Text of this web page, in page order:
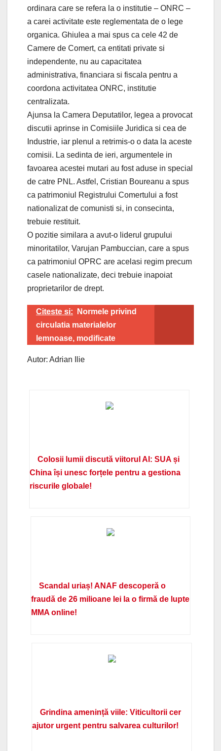
ordinara care se refera la o institutie – ONRC –
a carei activitate este reglementata de o lege
organica. Ghiulea a mai spus ca cele 42 de
Camere de Comert, ca entitati private si
independente, nu au capacitatea
administrativa, financiara si fiscala pentru a
coordona activitatea ONRC, institutie
centralizata.
Ajunsa la Camera Deputatilor, legea a provocat
discutii aprinse in Comisiile Juridica si cea de
Industrie, iar plenul a retrimis-o o data la aceste
comisii. La sedinta de ieri, argumentele in
favoarea acestei mutari au fost aduse in special
de catre PNL. Astfel, Cristian Boureanu a spus
ca patrimoniul Registrului Comertului a fost
nationalizat de comunisti si, in consecinta,
trebuie restituit.
O pozitie similara a avut-o liderul grupului
minoritatilor, Varujan Pambuccian, care a spus
ca patrimoniul OPRC are acelasi regim precum
casele nationalizate, deci trebuie inapoiat
proprietarilor de drept.
Citeste si:
Normele privind
circulatia materialelor
lemnoase, modificate
Autor: Adrian Ilie
Colosii lumii discută viitorul AI: SUA și
China își unesc forțele pentru a gestiona
riscurile globale!
Scandal uriaș! ANAF descoperă o
fraudă de 26 milioane lei la o firmă de lupte
MMA online!
Grindina amenință viile: Viticultorii cer
ajutor urgent pentru salvarea culturilor!